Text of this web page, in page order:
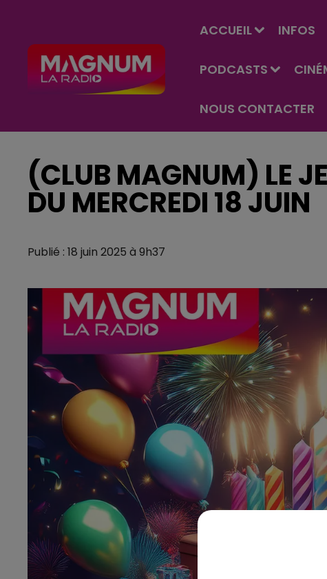
ACCUEIL INFOS
PODCASTS
NOUS CONTACTER
(CLUB MAGNUM) LE
DU MERCREDI 18 JUIN
Publié : 18 juin 2025 à 9h37